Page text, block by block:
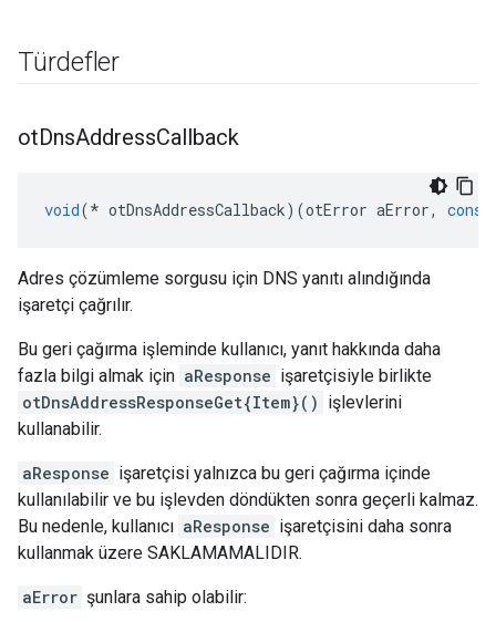
Türdefler
otDnsAddressCallback
void(* otDnsAddressCallback)(otError aError, const
Adres çözümleme sorgusu için DNS yanıtı alındığında
işaretçi çağrılır.
Bu geri çağırma işleminde kullanıcı, yanıt hakkında daha
fazla bilgi almak için aResponse işaretçisiyle birlikte
otDnsAddressResponseGet{Item}() işlevlerini
kullanabilir.
aResponse işaretçisi yalnızca bu geri çağırma içinde
kullanılabilir ve bu işlevden döndükten sonra geçerli kalmaz.
Bu nedenle, kullanıcı aResponse işaretçisini daha sonra
kullanmak üzere SAKLAMAMALIDIR.
aError şunlara sahip olabilir: